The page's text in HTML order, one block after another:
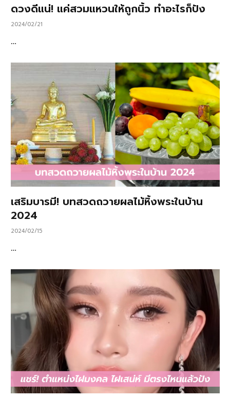
ดวงดีแน่! แค่สวมแหวนให้ถูกนิ้ว ทำอะไรก็ปัง
2024/02/21
…
เสริมบารมี! บทสวดถวายผลไม้หิ้งพระในบ้าน
2024
2024/02/15
…